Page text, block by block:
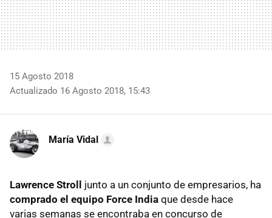
15 Agosto 2018
Actualizado 16 Agosto 2018, 15:43
María Vidal
Lawrence Stroll junto a un conjunto de empresarios, ha
comprado el equipo Force India que desde hace
varias semanas se encontraba en concurso de